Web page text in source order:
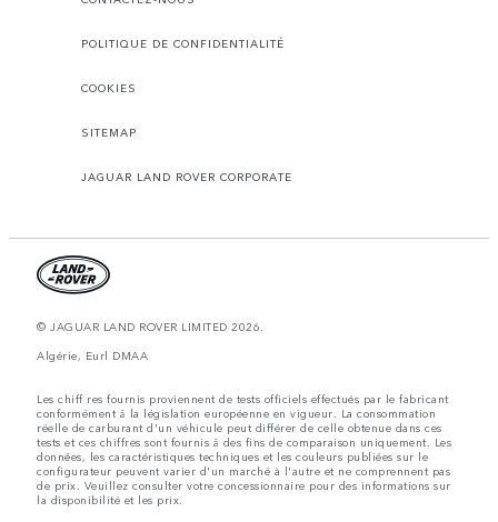
POLITIQUE DE CONFIDENTIALITÉ
COOKIES
SITEMAP
JAGUAR LAND ROVER CORPORATE
© JAGUAR LAND ROVER LIMITED 2026.
Algérie, Eurl DMAA
Les chiff res fournis proviennent de tests officiels effectués par le fabricant
conformément å la législation européenne en vigueur. La consommation
réelle de carburant d'un véhicule peut différer de celle obtenue dans ces
tests et ces chiffres sont fournis å des fins de comparaison uniquement. Les
données, les caractéristiques techniques et les couleurs publiées sur le
configurateur peuvent varier d'un marché à l'autre et ne comprennent pas
de prix. Veuillez consulter votre concessionnaire pour des informations sur
la disponibilité et les prix.